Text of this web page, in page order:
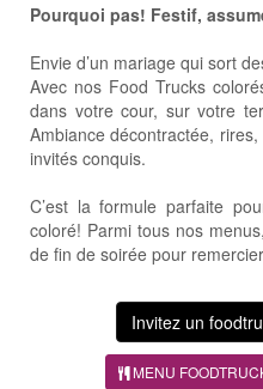
Pourquoi pas! Festif,
Envie d’un mariage qui sort
Avec nos Food Trucks
dans votre cour, sur votre
Ambiance décontractée,
invités conquis.
C’est la formule parfaite
coloré! Parmi tous nos
de fin de soirée pour
Invitez un
MENU